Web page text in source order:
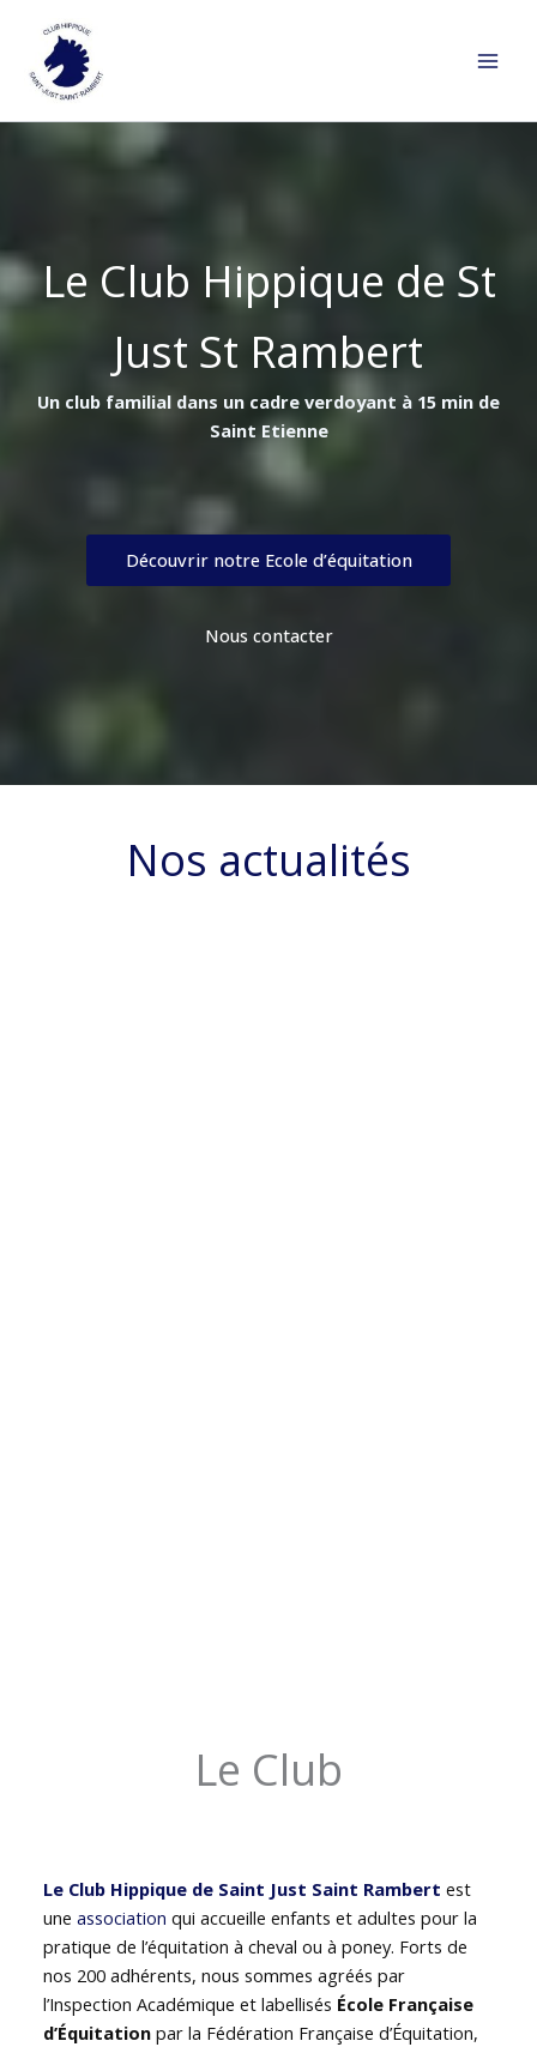
contenu
Le Club Hippique de St
Just St Rambert
Un club familial dans un cadre verdoyant à 15 min de
Saint Etienne
Découvrir notre Ecole d’équitation
Nous contacter
Nos actualités
Le Club
Le Club Hippique de Saint Just Saint Rambert est
uneassociation qui accueille enfants et adultes pour la
pratique de l’équitation à cheval ou à poney. Forts de
nos 200 adhérents, nous sommes agréés par
l’Inspection Académique et labellisés École Française
d’Équitation par la Fédération Française d’Équitation,